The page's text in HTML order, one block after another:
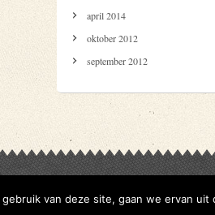
april 2014
oktober 2012
september 2012
- Privacy
van deze site, gaan we ervan